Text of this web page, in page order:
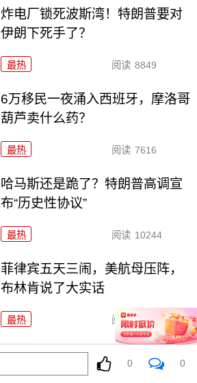
炸电厂锁死波斯湾！特朗普要对
伊朗下死手了？
最热 阅读 8849
6万移民一夜涌入西班牙，摩洛哥
葫芦卖什么药？
最热 阅读 7616
哈马斯还是跪了？特朗普高调宣
布“历史性协议”
最热 阅读 10244
菲律宾五天三闹，美航母压阵，
布林肯说了大实话
最热 阅读 26684
爱国者只剩半条命，美军却拉着
沙特去伊拉克踩雷
0 0